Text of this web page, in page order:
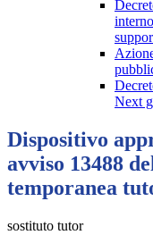
Next
Dispositivo
avviso 13488
temporanea
sostituto tutor